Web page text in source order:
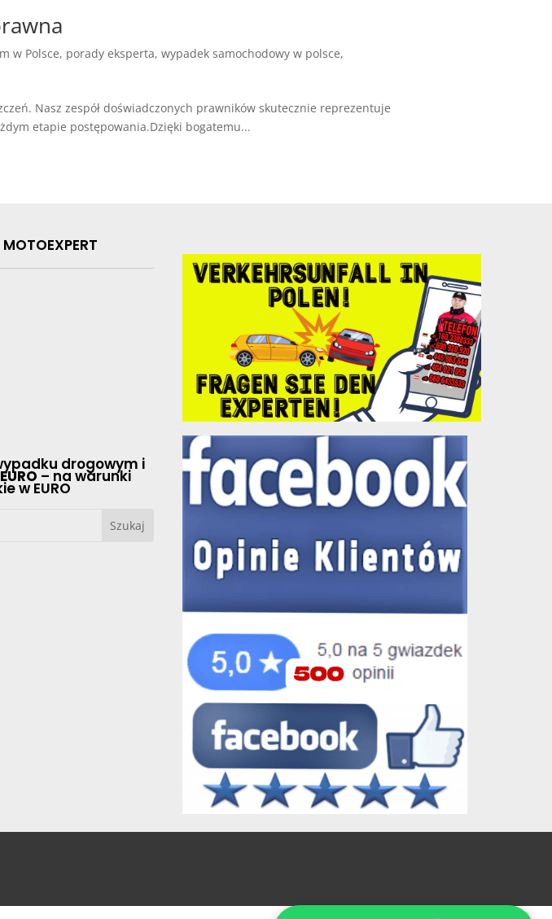
w Polsce, porady eksperta,wypadek samochodowy w polsce,
Nasz zespół doświadczonych prawników skutecznie reprezentuje
etapie postępowania.Dzięki bogatemu...
drogowym i
– na warunki
w EURO